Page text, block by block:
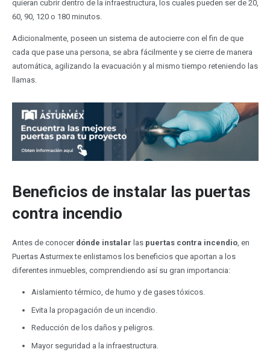
quieran cubrir dentro de la infraestructura, los cuales pueden ser de 20,
60, 90, 120 o 180 minutos.
Adicionalmente, poseen un sistema de autocierre con el fin de que
cada que pase una persona, se abra fácilmente y se cierre de manera
automática, agilizando la evacuación y al mismo tiempo reteniendo las
llamas.
Beneficios de instalar las puertas
contra incendio
Antes de conocer dónde instalar laspuertas contra incendio, en
Puertas Asturmex te enlistamos los beneficios que aportan a los
diferentes inmuebles, comprendiendo así su gran importancia:
Aislamiento térmico, de humo y de gases tóxicos.
Evita la propagación de un incendio.
Reducción de los daños y peligros.
Mayor seguridad a la infraestructura.